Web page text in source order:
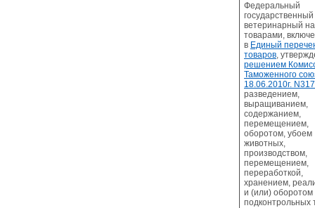
Федеральный
государственный
ветеринарный
товарами,
в Единый
товаров,
решением
Таможенного
18.06.2010г. N317
разведением,
выращиванием,
содержанием,
перемещением,
оборотом, убоем
животных,
производством,
перемещением,
переработкой,
хранением,
и (или) оборотом
подконтрольных